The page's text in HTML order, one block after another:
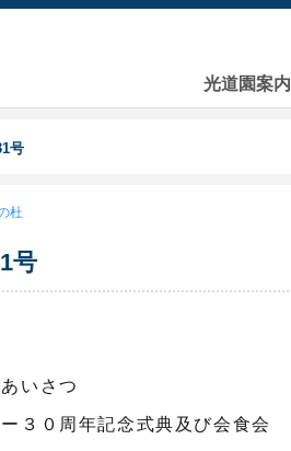
光道園案内
号
杜
号
いさつ
３０周年記念式典及び会食会